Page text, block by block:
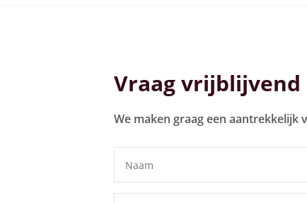
Vraag
We maken graag een